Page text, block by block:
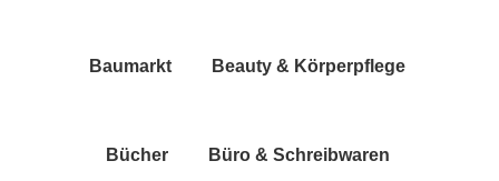
Bau­markt Beau­ty & Körperpflege
Bücher Büro & Schreibwaren